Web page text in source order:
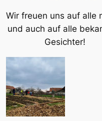
Wir freuen uns auf alle
und auch auf alle
Gesichter!